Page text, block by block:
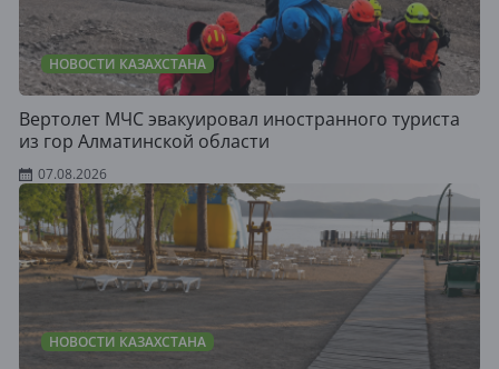
НОВОСТИ КАЗАХСТАНА
Вертолет МЧС эвакуировал иностранного туриста
из гор Алматинской области
07.08.2026
НОВОСТИ КАЗАХСТАНА